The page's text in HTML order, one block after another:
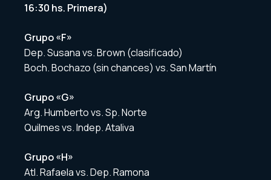
16:30 hs. Primera)
Grupo «F»
Dep. Susana vs. Brown (clasificado)
Boch. Bochazo (sin chances) vs. San Martín
Grupo «G»
Arg. Humberto vs. Sp. Norte
Quilmes vs. Indep. Ataliva
Grupo «H»
Atl. Rafaela vs. Dep. Ramona